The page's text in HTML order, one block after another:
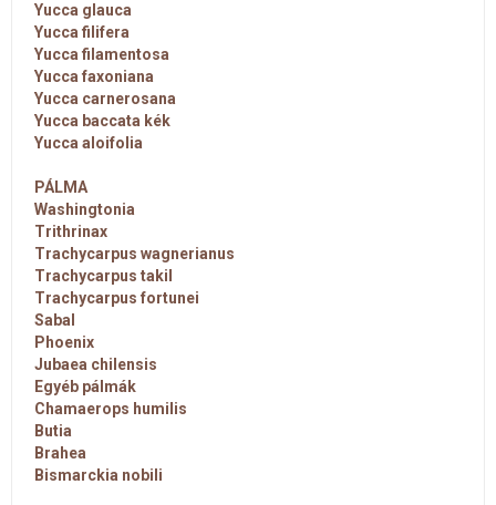
Yucca glauca
Yucca filifera
Yucca filamentosa
Yucca faxoniana
Yucca carnerosana
Yucca baccata kék
Yucca aloifolia
PÁLMA
Washingtonia
Trithrinax
Trachycarpus wagnerianus
Trachycarpus takil
Trachycarpus fortunei
Sabal
Phoenix
Jubaea chilensis
Egyéb pálmák
Chamaerops humilis
Butia
Brahea
Bismarckia nobili